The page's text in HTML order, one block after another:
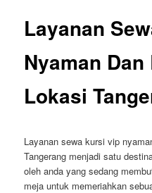
Layanan
Nyaman
Lokasi
Layanan sewa kursi vip
Tangerang menjadi satu
oleh anda yang sedang
meja untuk memeriahkan